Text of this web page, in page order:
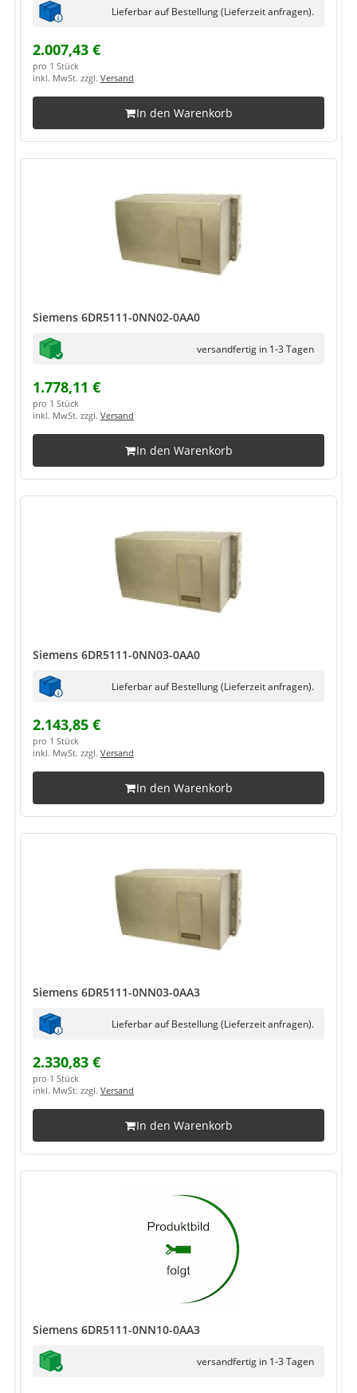
Lieferbar auf Bestellung (Lieferzeit anfragen).
2.007,43 €
pro 1 Stück
inkl. MwSt. zzgl. Versand
In den Warenkorb
Siemens 6DR5111-0NN02-0AA0
versandfertig in 1-3 Tagen
1.778,11 €
pro 1 Stück
inkl. MwSt. zzgl. Versand
In den Warenkorb
Siemens 6DR5111-0NN03-0AA0
Lieferbar auf Bestellung (Lieferzeit anfragen).
2.143,85 €
pro 1 Stück
inkl. MwSt. zzgl. Versand
In den Warenkorb
Siemens 6DR5111-0NN03-0AA3
Lieferbar auf Bestellung (Lieferzeit anfragen).
2.330,83 €
pro 1 Stück
inkl. MwSt. zzgl. Versand
In den Warenkorb
Siemens 6DR5111-0NN10-0AA3
versandfertig in 1-3 Tagen